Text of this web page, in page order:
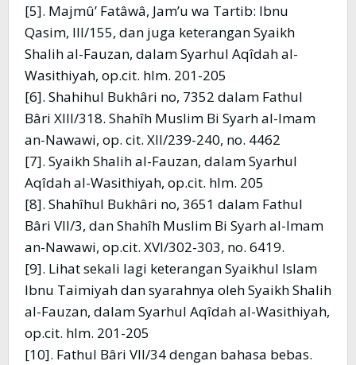
[5]. Majmû’ Fatâwâ, Jam’u wa Tartib: Ibnu
Qasim, III/155, dan juga keterangan Syaikh
Shalih al-Fauzan, dalam Syarhul Aqîdah al-
Wasithiyah, op.cit. hlm. 201-205
[6]. Shahihul Bukhâri no, 7352 dalam Fathul
Bâri XIII/318. Shahîh Muslim Bi Syarh al-Imam
an-Nawawi, op. cit. XII/239-240, no. 4462
[7]. Syaikh Shalih al-Fauzan, dalam Syarhul
Aqîdah al-Wasithiyah, op.cit. hlm. 205
[8]. Shahîhul Bukhâri no, 3651 dalam Fathul
Bâri VII/3, dan Shahîh Muslim Bi Syarh al-Imam
an-Nawawi, op.cit. XVI/302-303, no. 6419.
[9]. Lihat sekali lagi keterangan Syaikhul Islam
Ibnu Taimiyah dan syarahnya oleh Syaikh Shalih
al-Fauzan, dalam Syarhul Aqîdah al-Wasithiyah,
op.cit. hlm. 201-205
[10]. Fathul Bâri VII/34 dengan bahasa bebas.